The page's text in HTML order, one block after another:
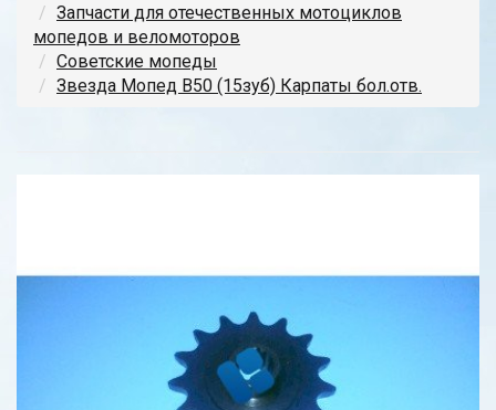
Запчасти для отечественных мотоциклов
мопедов и веломоторов
Советские мопеды
Звезда Мопед В50 (15зуб) Карпаты бол.отв.